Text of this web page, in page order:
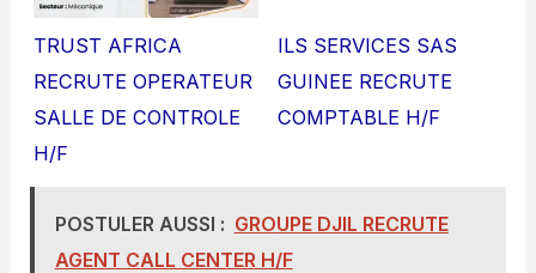
TRUST AFRICA
RECRUTE OPERATEUR
SALLE DE CONTROLE
H/F
ILS SERVICES SAS
GUINEE RECRUTE
COMPTABLE H/F
POSTULER AUSSI : GROUPE DJIL RECRUTE
AGENT CALL CENTER H/F